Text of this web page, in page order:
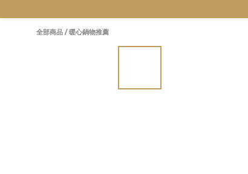
全部商品 /暖心鍋物推薦